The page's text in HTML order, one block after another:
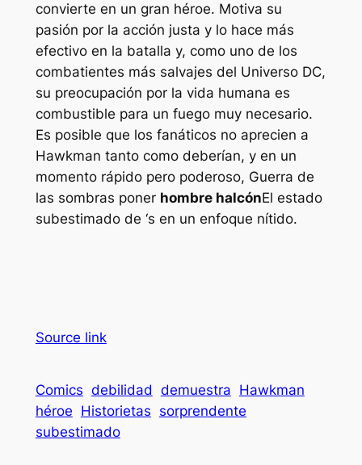
convierte en un gran héroe. Motiva su
pasión por la acción justa y lo hace más
efectivo en la batalla y, como uno de los
combatientes más salvajes del Universo DC,
su preocupación por la vida humana es
combustible para un fuego muy necesario.
Es posible que los fanáticos no aprecien a
Hawkman tanto como deberían, y en un
momento rápido pero poderoso, Guerra de
las sombras poner hombre halcónEl estado
subestimado de ‘s en un enfoque nítido.
Source link
Comics debilidad demuestra Hawkman
héroe Historietas sorprendente
subestimado